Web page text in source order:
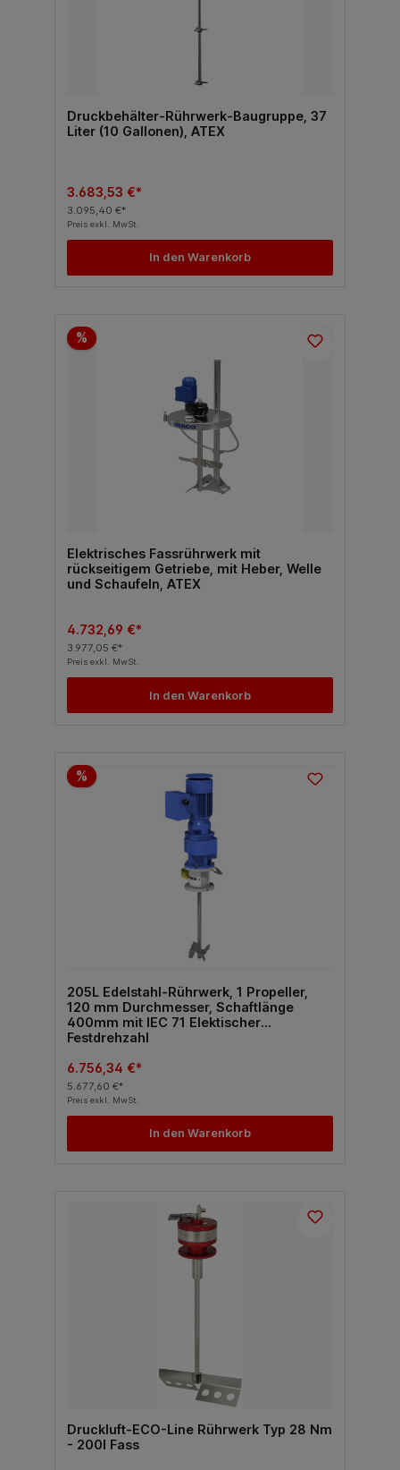
Druckbehälter-Rührwerk-Baugruppe, 37
Liter (10 Gallonen), ATEX
3.683,53 €*
3.095,40 €*
Preis exkl. MwSt.
In den Warenkorb
%
Elektrisches Fassrührwerk mit
rückseitigem Getriebe, mit Heber, Welle
und Schaufeln, ATEX
4.732,69 €*
3.977,05 €*
Preis exkl. MwSt.
In den Warenkorb
%
205L Edelstahl-Rührwerk, 1 Propeller,
120 mm Durchmesser, Schaftlänge
400mm mit IEC 71 Elektischer
Festdrehzahl
6.756,34 €*
5.677,60 €*
Preis exkl. MwSt.
In den Warenkorb
Druckluft-ECO-Line Rührwerk Typ 28 Nm
- 200l Fass